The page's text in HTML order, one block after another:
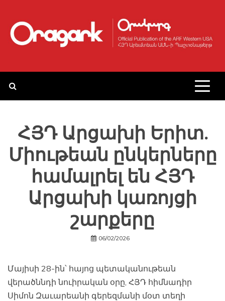
content
ՀՅԴ Արցախի Երիտ.
Միութեան ընկերները
համալրել են ՀՅԴ
Արցախի կառոյցի
շարքերը
06/02/2026
Մայիսի 28-ին՝ հայոց պետականութեան
վերածննդի նուիրական օրը, ՀՅԴ հիմնադիր
Սիմոն Զաւարեանի գերեզմանի մօտ տեղի